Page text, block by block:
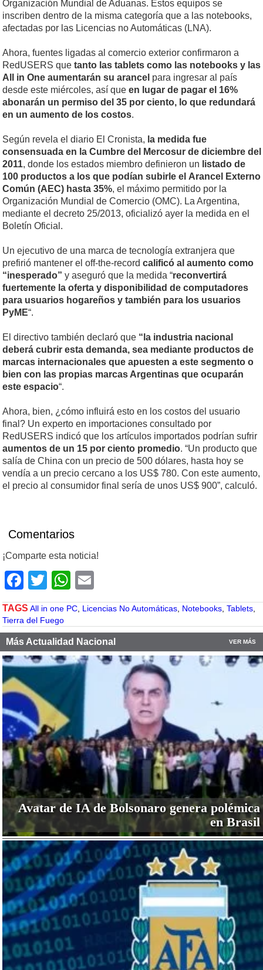
Organización Mundial de Aduanas. Estos equipos se
inscriben dentro de la misma categoría que a las notebooks,
afectadas por las Licencias no Automáticas (LNA).
Ahora, fuentes ligadas al comercio exterior confirmaron a
RedUSERS que tanto las tablets como las notebooks y las
All in One aumentarán su arancel para ingresar al país
desde este miércoles, así que en lugar de pagar el 16%
abonarán un permiso del 35 por ciento, lo que redundará
en un aumento de los costos.
Según revela el diario El Cronista, la medida fue
consensuada en la Cumbre del Mercosur de diciembre del
2011, donde los estados miembro definieron un listado de
100 productos a los que podían subirle el Arancel Externo
Común (AEC) hasta 35%, el máximo permitido por la
Organización Mundial de Comercio (OMC). La Argentina,
mediante el decreto 25/2013, oficializó ayer la medida en el
Boletín Oficial.
Un ejecutivo de una marca de tecnología extranjera que
prefirió mantener el off-the-record calificó al aumento como
“inesperado” y aseguró que la medida “reconvertirá
fuertemente la oferta y disponibilidad de computadores
para usuarios hogareños y también para los usuarios
PyME“.
El directivo también declaró que “la industria nacional
deberá cubrir esta demanda, sea mediante productos de
marcas internacionales que apuesten a este segmento o
bien con las propias marcas Argentinas que ocuparán
este espacio“.
Ahora, bien, ¿cómo influirá esto en los costos del usuario
final? Un experto en importaciones consultado por
RedUSERS indicó que los artículos importados podrían sufrir
aumentos de un 15 por ciento promedio. “Un producto que
salía de China con un precio de 500 dólares, hasta hoy se
vendía a un precio cercano a los US$ 780. Con este aumento,
el precio al consumidor final sería de unos US$ 900”, calculó.
Comentarios
¡Comparte esta noticia!
Facebook
TwitterWhatsApp
TAGS All in one PC, Licencias No Automáticas, Notebooks, Tablets,
Tierra del Fuego
Más Actualidad Nacional VER MÁS
Avatar de IA de Bolsonaro genera polémica
en Brasil